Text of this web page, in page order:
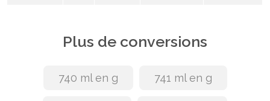
Plus de conversions
740 ml en g 741 ml en g